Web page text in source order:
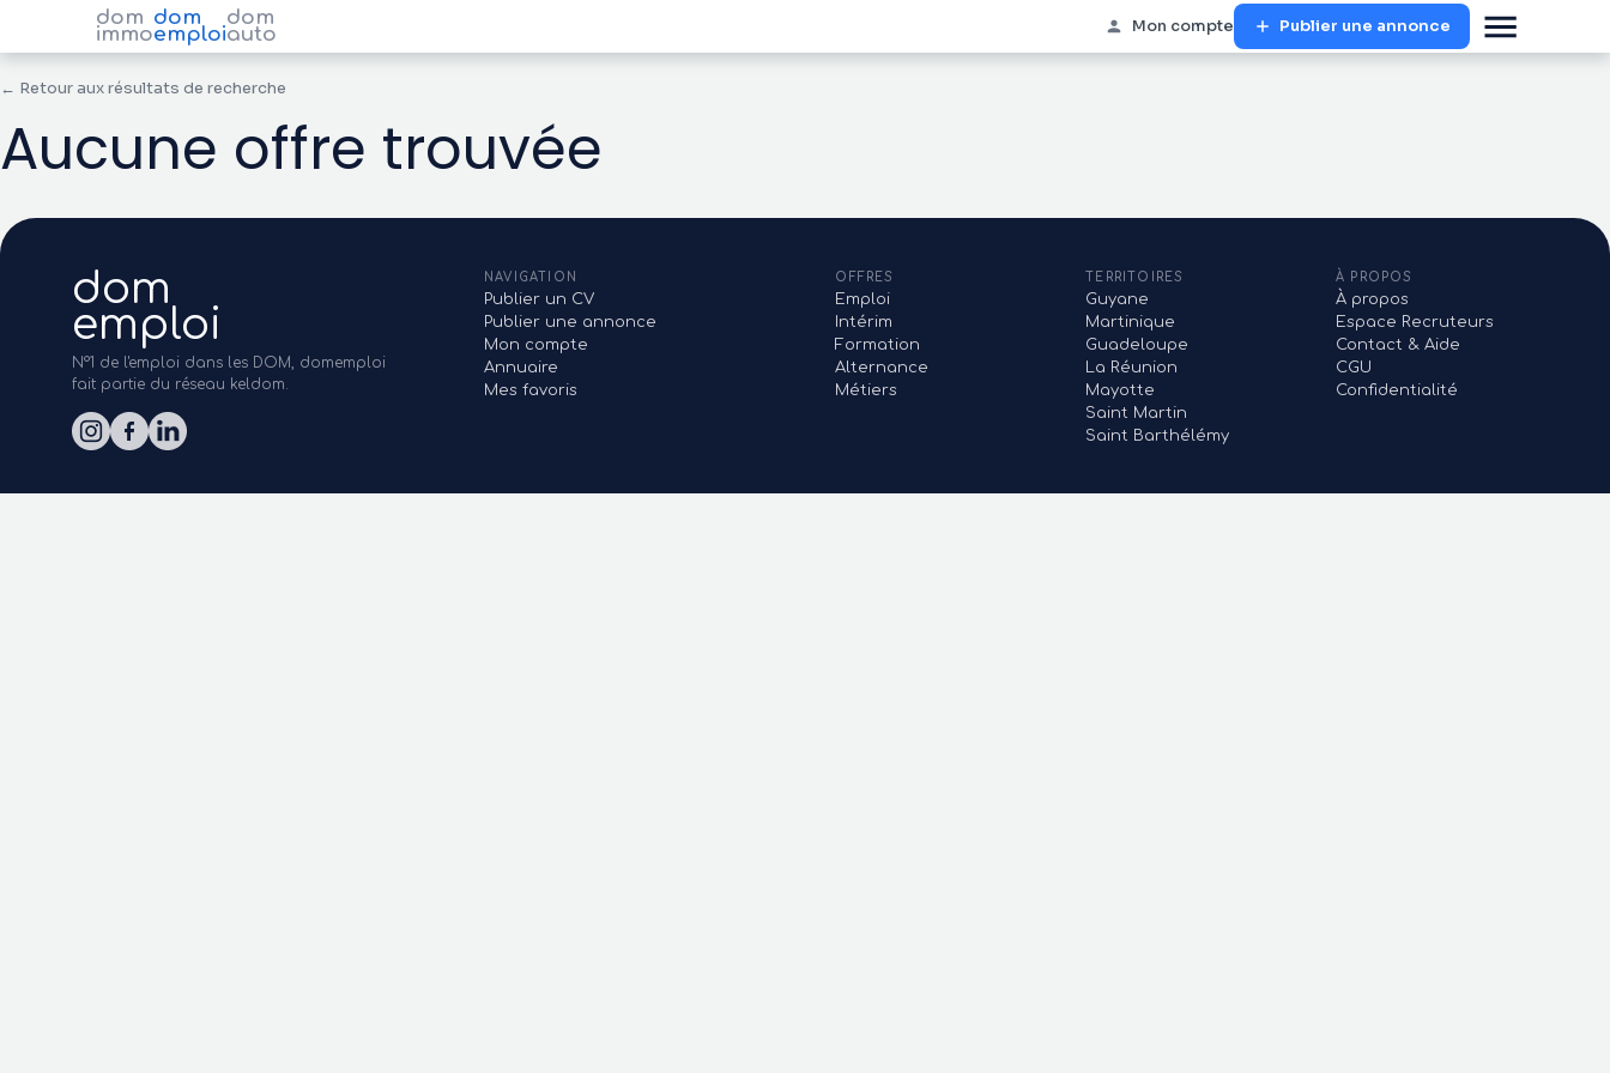
dom
immo
dom
emploi
dom
auto Mon compte Publier une annonce
← Retour aux résultats de recherche
Aucune offre trouvée
dom
emploi
N°1 de l'emploi dans les DOM, domemploi
fait partie du réseau keldom.
NAVIGATION
Publier un CV
Publier une annonce
Mon compte
Annuaire
Mes favoris
OFFRES
Emploi
Intérim
Formation
Alternance
Métiers
TERRITOIRES
Guyane
Martinique
Guadeloupe
La Réunion
Mayotte
Saint Martin
Saint Barthélémy
À PROPOS
À propos
Espace Recruteurs
Contact & Aide
CGU
Confidentialité